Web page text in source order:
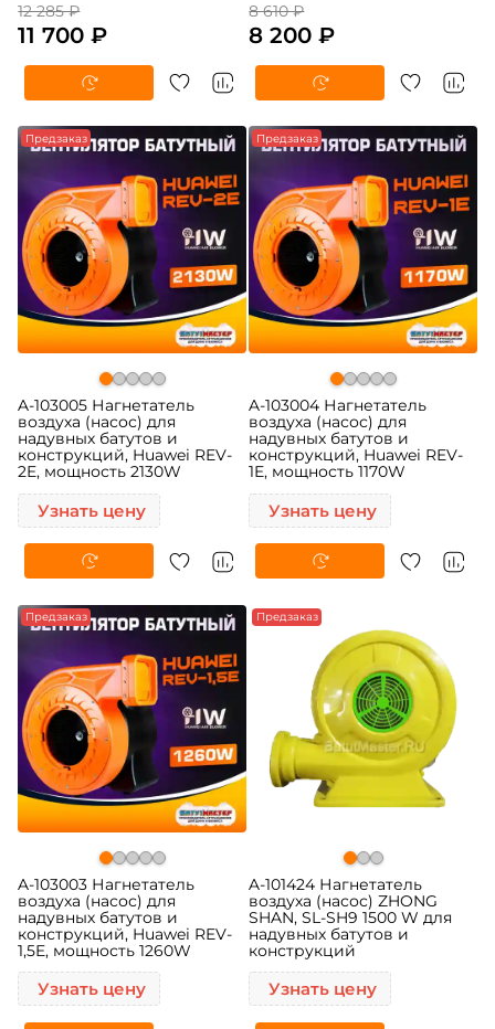
12 285 ₽
11 700 ₽
8 610 ₽
8 200 ₽
Предзаказ
A-103005 Нагнетатель
воздуха (насос) для
надувных батутов и
конструкций, Huawei REV-
2E, мощность 2130W
Узнать цену
Предзаказ
A-103004 Нагнетатель
воздуха (насос) для
надувных батутов и
конструкций, Huawei REV-
1E, мощность 1170W
Узнать цену
Предзаказ
A-103003 Нагнетатель
воздуха (насос) для
надувных батутов и
конструкций, Huawei REV-
1,5E, мощность 1260W
Узнать цену
Предзаказ
A-101424 Нагнетатель
воздуха (насос) ZHONG
SHAN, SL-SH9 1500 W для
надувных батутов и
конструкций
Узнать цену